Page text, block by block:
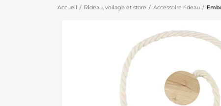
Accueil Rideau, voilage et store Accessoire rideau